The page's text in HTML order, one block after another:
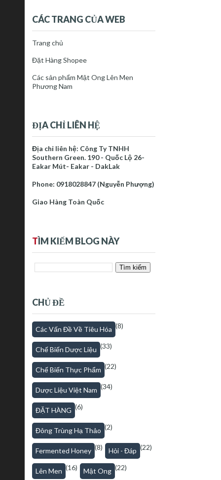
CÁC TRANG CỦA WEB
Trang chủ
Đặt Hàng Shopee
Các sản phẩm Mật Ong Lên Men
Phương Nam
ĐỊA CHỈ LIÊN HỆ
Địa chỉ liên hệ: Công Ty TNHH
Southern Green. 190 - Quốc Lộ 26-
Eakar Mút- Eakar - DakLak
Phone: 0918028847 (Nguyễn Phượng)
Giao Hàng Toàn Quốc
TÌM KIẾM BLOG NÀY
CHỦ ĐỀ
Các Vấn Đề Về Tiêu Hóa (8)
Chế Biến Dược Liệu (33)
Chế Biến Thực Phẩm (22)
Dược Liệu Việt Nam (34)
ĐẶT HÀNG (6)
Đông Trùng Hạ Thảo (2)
Fermented Honey (8) Hỏi - Đáp (22)
Lên Men (16) Mật Ong (22)